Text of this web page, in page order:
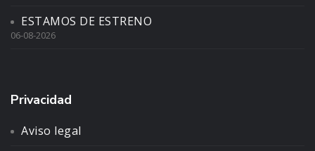
ESTAMOS DE ESTRENO
06-08-2026
Privacidad
Aviso legal